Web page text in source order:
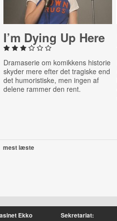
I’m Dying Up Here
Dramaserie om komikkens historie
skyder mere efter det tragiske end
det humoristiske, men ingen af
delene rammer den rent.
mest læste
Ekko Sekretariat: